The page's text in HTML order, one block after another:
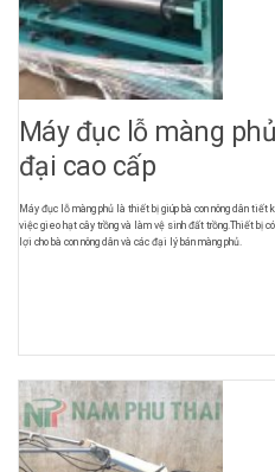
Máy đục lỗ màng
đại cao cấp
Máy đục lỗ màng phủ là thiết bị giúp bà con nông dân tiết
việc gieo hạt cây trồng và làm vệ sinh đất trồng.Thiết bị
lợi cho bà con nông dân và các đại lý bán màng phủ.